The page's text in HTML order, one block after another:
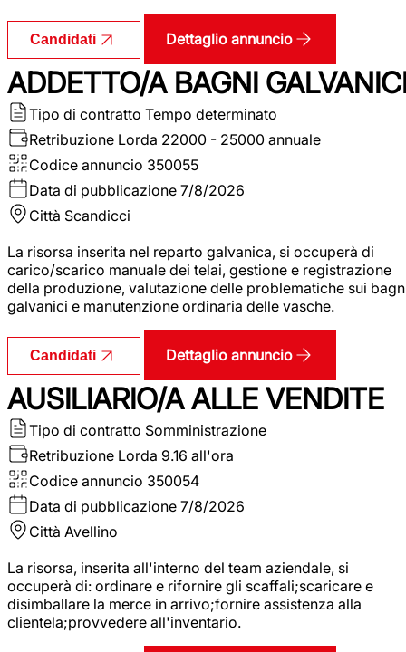
Candidati Dettaglio annuncio
ADDETTO/A BAGNI
Tipo di contratto Tempo determinato
Retribuzione Lorda 22000 - 25000 annuale
Codice annuncio 350055
Data di pubblicazione 7/8/2026
Città Scandicci
La risorsa inserita nel reparto galvanica, si occuperà di
carico/scarico manuale dei telai, gestione e registrazione
della produzione, valutazione delle problematiche sui
galvanici e manutenzione ordinaria delle vasche.
Candidati Dettaglio annuncio
AUSILIARIO/A ALLE VENDITE
Tipo di contratto Somministrazione
Retribuzione Lorda 9.16 all'ora
Codice annuncio 350054
Data di pubblicazione 7/8/2026
Città Avellino
La risorsa, inserita all'interno del team aziendale, si
occuperà di: ordinare e rifornire gli scaffali;scaricare e
disimballare la merce in arrivo;fornire assistenza alla
clientela;provvedere all'inventario.